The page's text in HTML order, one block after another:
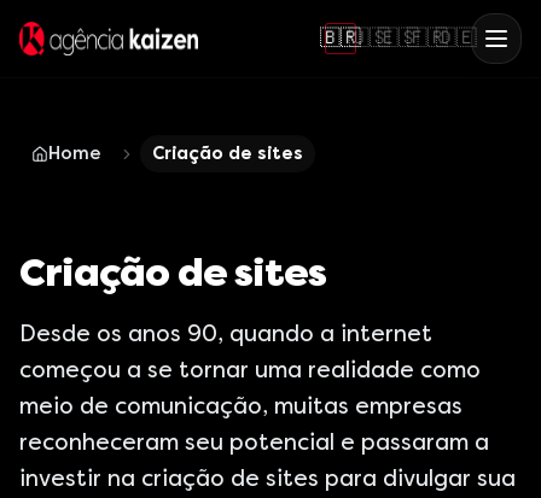
🇧🇷🇺🇸🇪🇸🇫🇷🇩🇪
Home Criação de sites
Criação de sites
Desde os anos 90, quando a internet
começou a se tornar uma realidade como
meio de comunicação, muitas empresas
reconheceram seu potencial e passaram a
investir na criação de sites para divulgar sua